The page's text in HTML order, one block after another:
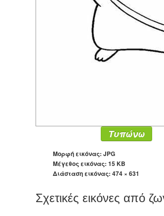
Τυπώνω
Μορφή εικόνας: JPG
Μέγεθος εικόνας: 15 KB
Διάσταση εικόνας: 474 × 631
Σχετικές εικόνες από